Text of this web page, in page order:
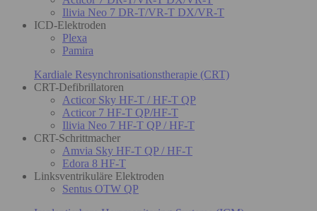
Ilivia Neo 7 DR-T/VR-T DX/VR-T
ICD-Elektroden
Plexa
Pamira
Kardiale Resynchronisationstherapie (CRT)
CRT-Defibrillatoren
Acticor Sky HF-T / HF-T QP
Acticor 7 HF-T QP/HF-T
Ilivia Neo 7 HF-T QP / HF-T
CRT-Schrittmacher
Amvia Sky HF-T QP / HF-T
Edora 8 HF-T
Linksventrikuläre Elektroden
Sentus OTW QP